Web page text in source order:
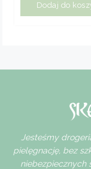
Dodaj do
Jesteśmy
pielęgnację, bez
niebezpiecznych